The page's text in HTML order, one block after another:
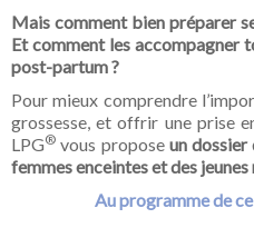
Mais comment bien préparer
Et comment les accompagner
post-partum ?
Pour mieux comprendre
grossesse, et offrir une prise
LPG® vous proposeun dossier
femmes enceintes et des jeunes
Au programme de